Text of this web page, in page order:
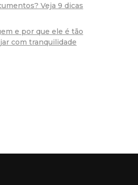
Veja 9 dicas
e por que ele é tão
com tranquilidade